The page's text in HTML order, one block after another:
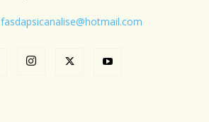
fasdapsicanalise@hotmail.com